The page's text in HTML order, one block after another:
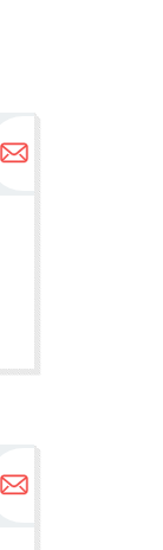
more...
more...